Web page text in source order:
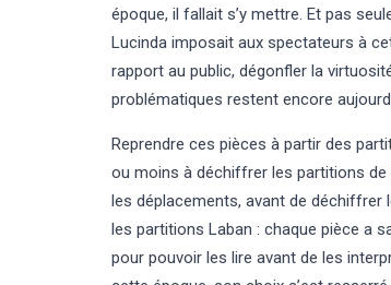
époque, il fallait s’y mettre. Et pas
Lucinda imposait aux spectateurs à
rapport au public, dégonfler la
problématiques restent encore
Reprendre ces pièces à partir des
ou moins à déchiffrer les partitions de
les déplacements, avant de
les partitions Laban : chaque pièce a
pour pouvoir les lire avant de les